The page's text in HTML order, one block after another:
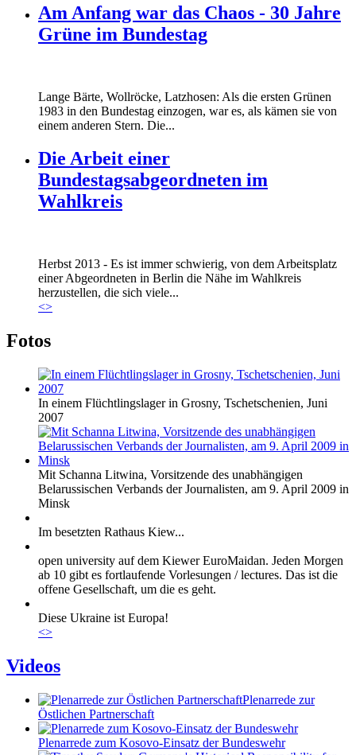
Am Anfang war das Chaos - 30 Jahre
Grüne im Bundestag
Lange Bärte, Wollröcke, Latzhosen: Als die ersten Grünen
1983 in den Bundestag einzogen, war es, als kämen sie von
einem anderen Stern. Die...
Die Arbeit einer
Bundestagsabgeordneten im
Wahlkreis
Marie_und_Wahlkreis.jpg
Marie_und_Wahlkreis.jpg
Herbst 2013 - Es ist immer schwierig, von dem Arbeitsplatz
einer Abgeordneten in Berlin die Nähe im Wahlkreis
herzustellen, die sich viele...
<>
Fotos
In einem Flüchtlingslager in Grosny, Tschetschenien, Juni
2007
Mit Schanna Litwina, Vorsitzende des unabhängigen
Belarussischen Verbands der Journalisten, am 9. April 2009 in
Minsk
Im besetzten Rathaus Kiew...
open university auf dem Kiewer EuroMaidan. Jeden Morgen
ab 10 gibt es fortlaufende Vorlesungen / lectures. Das ist die
offene Gesellschaft, um die es geht.
Diese Ukraine ist Europa!
<>
Videos
Plenarrede zur
Östlichen Partnerschaft
Plenarrede zum Kosovo-Einsatz der Bundeswehr